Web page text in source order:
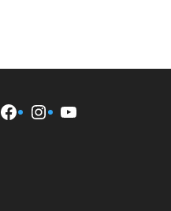
Facebook
Instagram
YouTube